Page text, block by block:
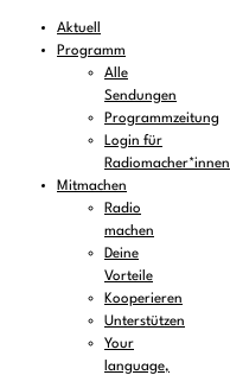
Aktuell
Programm
Alle
Sendungen
Programmzeitung
Login für
Radiomacher*innen
Mitmachen
Radio
machen
Deine
Vorteile
Kooperieren
Unterstützen
Your
language,